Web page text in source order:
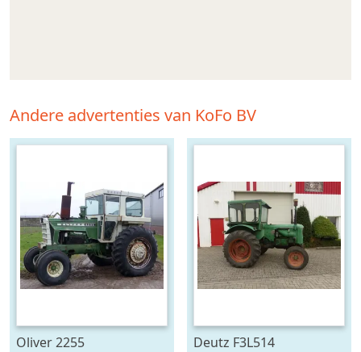
Andere advertenties van KoFo BV
Oliver 2255
Deutz F3L514